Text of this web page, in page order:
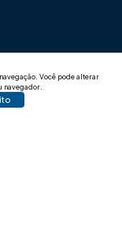
Você pode alterar
navegador.